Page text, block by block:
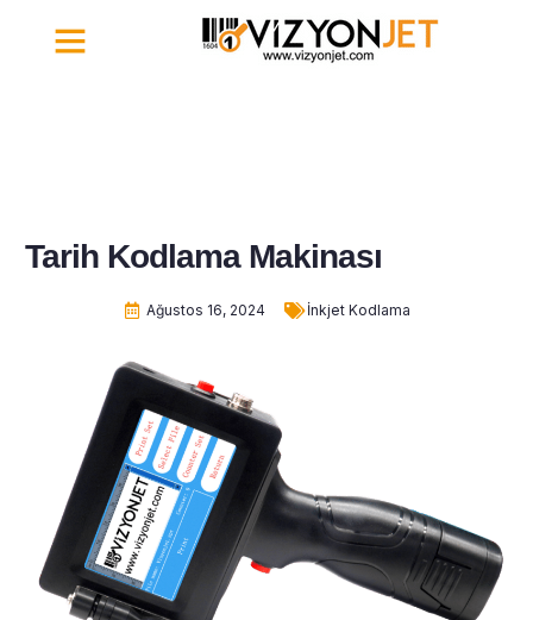
Tarih Kodlama Makinası
Ağustos 16, 2024 İnkjet Kodlama